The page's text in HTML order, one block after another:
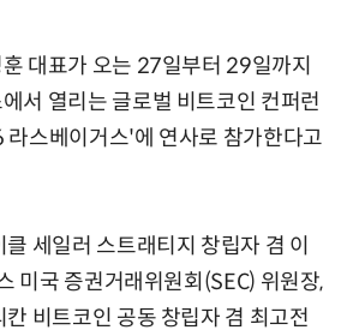
대표가 오는 27일부터 29일까지
서 열리는 글로벌 비트코인 컨퍼런
스베이거스'에 연사로 참가한다고
세일러 스트래티지 창립자 겸 이
미국 증권거래위원회(SEC) 위원장,
비트코인 공동 창립자 겸 최고전